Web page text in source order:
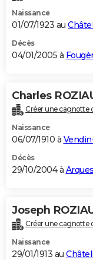
Naissance
01/07/1923 au
Décès
04/01/2005 à
Charles
Créer une cagnotte
Naissance
06/07/1910 à
Décès
29/10/2004 à Arques
Joseph
Créer une cagnotte
Naissance
29/01/1913 au